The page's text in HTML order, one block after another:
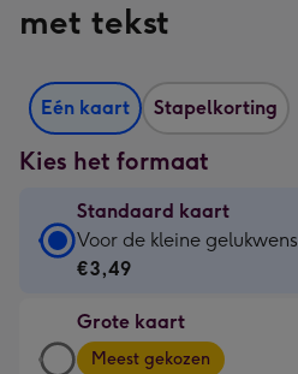
met tekst
Eén kaart Stapelkorting
Kies het formaat
Standaard kaart
Standaard
kaart
€3,49
-
Voor de kleine gelukwens
€3,49
Grote kaart
Grote
Meest gekozen